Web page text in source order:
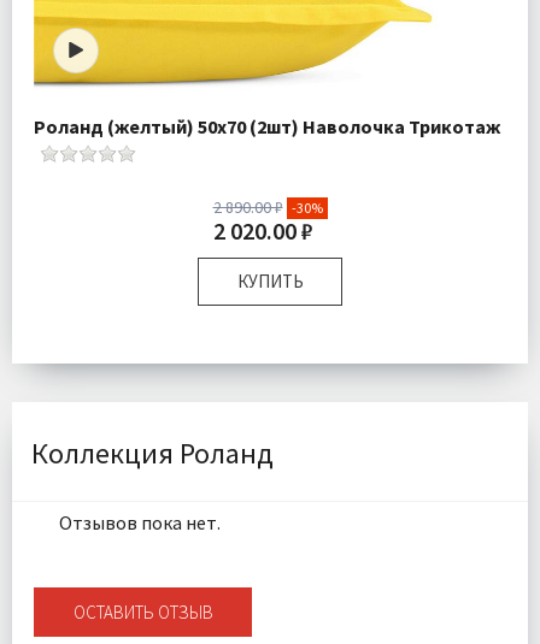
Роланд (желтый) 50х70 (2шт) Наволочка Трикотаж
2 890.00 ₽ -30%
2 020.00 ₽
КУПИТЬ
Комплектация:
Наволочки 2 шт
Коллекция Роланд
Отзывов пока нет.
ОСТАВИТЬ ОТЗЫВ